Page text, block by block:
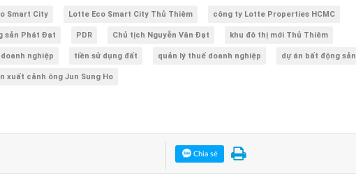
Smart City Lotte Eco Smart City Thủ Thiêm công ty Lotte Properties HCMC
sản Phát Đạt PDR Chủ tịch Nguyễn Văn Đạt khu đô thị mới Thủ Thiêm
nghiệp tiền sử dụng đất quản lý thuế doanh nghiệp dự án bất động sản
xuất cảnh ông Jun Sung Ho
Chia sẻ